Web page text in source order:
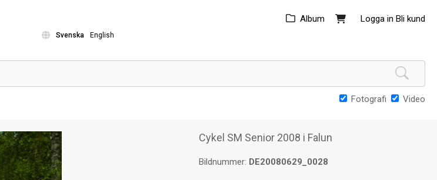
Logga in Bli kund
Album
Svenska English
Fotografi Video
Cykel SM Senior 2008 i Falun
Bildnummer: DE20080629_0028